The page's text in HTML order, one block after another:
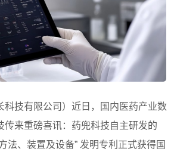
科技有限公司）近日，国内医药产业数
传来重磅喜讯：药兜科技自主研发的
法、装置及设备” 发明专利正式获得国